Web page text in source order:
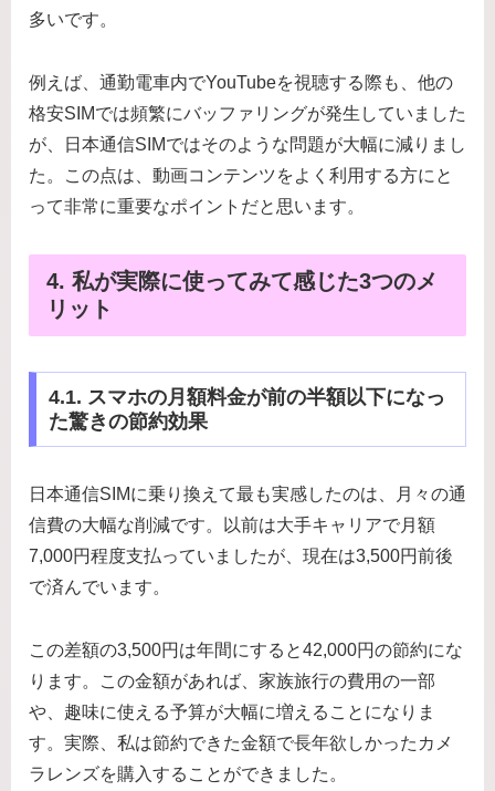
多いです。
例えば、通勤電車内でYouTubeを視聴する際も、他の
格安SIMでは頻繁にバッファリングが発生していました
が、日本通信SIMではそのような問題が大幅に減りまし
た。この点は、動画コンテンツをよく利用する方にと
って非常に重要なポイントだと思います。
4. 私が実際に使ってみて感じた3つのメ
リット
4.1. スマホの月額料金が前の半額以下になっ
た驚きの節約効果
日本通信SIMに乗り換えて最も実感したのは、月々の通
信費の大幅な削減です。以前は大手キャリアで月額
7,000円程度支払っていましたが、現在は3,500円前後
で済んでいます。
この差額の3,500円は年間にすると42,000円の節約にな
ります。この金額があれば、家族旅行の費用の一部
や、趣味に使える予算が大幅に増えることになりま
す。実際、私は節約できた金額で長年欲しかったカメ
ラレンズを購入することができました。